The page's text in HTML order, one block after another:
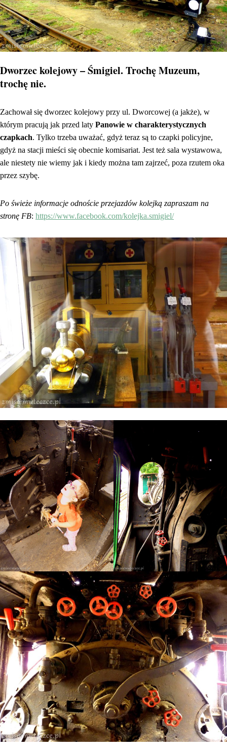
Dworzec kolejowy – Śmigiel. Trochę Muzeum,
trochę nie.
Zachował się dworzec kolejowy przy ul. Dworcowej (a jakże), w
którym pracują jak przed laty Panowie w charakterystycznych
czapkach. Tylko trzeba uważać, gdyż teraz są to czapki policyjne,
gdyż na stacji mieści się obecnie komisariat. Jest też sala wystawowa,
ale niestety nie wiemy jak i kiedy można tam zajrzeć, poza rzutem oka
przez szybę.
Po świeże informacje odnoście przejazdów kolejką zapraszam na
stronę FB: https://www.facebook.com/kolejka.smigiel/